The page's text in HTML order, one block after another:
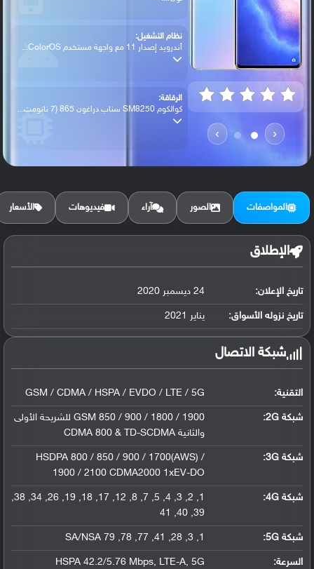
‹
›
نظام التشغيل:
أندرويد إصدار 11 مع واجهة مستخدم ColorOS...
الرقاقة:
كوالكوم SM8250 سناب دراغون 865 (7 نانومت...
الرام / التخزين:
البطارية:
ليثيوم بوليمر سعة 4500 مللي أمبير, غير ق...
المواصفات الصور آراء فيديوهات الأسعار
الإطلاق
تاريخ الإعلان: 24 ديسمبر 2020
تاريخ نزوله الأسواق: يناير 2021
شبكة الاتصال
التقنية: GSM / CDMA / HSPA / EVDO / LTE / 5G
شبكة 2G:
GSM 850 / 900 / 1800 / 1900 للشريحة الأولى
والثانية CDMA 800 & TD-SCDMA
شبكة 3G :
HSDPA 800 / 850 / 900 / 1700(AWS) /
1900 / 2100 CDMA2000 1xEV-DO
شبكة 4G :
1, 2, 3, 4, 5, 7, 8, 12, 17, 18, 19, 26, 34, 38,
39, 40, 41
شبكة 5G :
1, 3, 28, 41, 77, 78, 79 SA/NSA
السرعة: HSPA 42.2/5.76 Mbps, LTE-A, 5G